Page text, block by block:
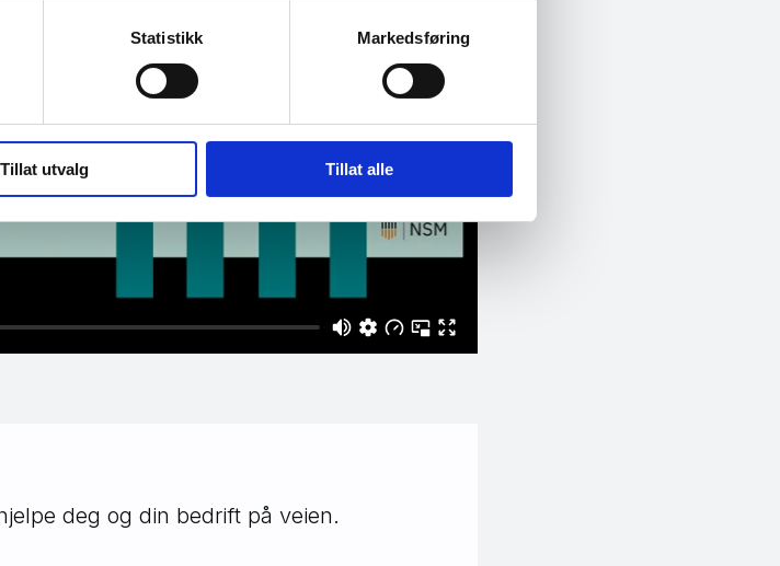
Statistikk Markedsføring
Tillat utvalg Tillat alle
deg og din bedrift på veien.